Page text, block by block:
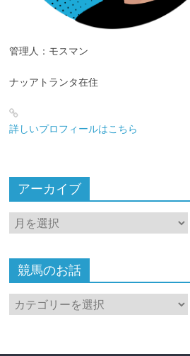
管理人：モスマン
ナッアトランタ在住
詳しいプロフィールはこちら
アーカイブ
ア
ー
イ
ブ
競馬のお話
競
馬